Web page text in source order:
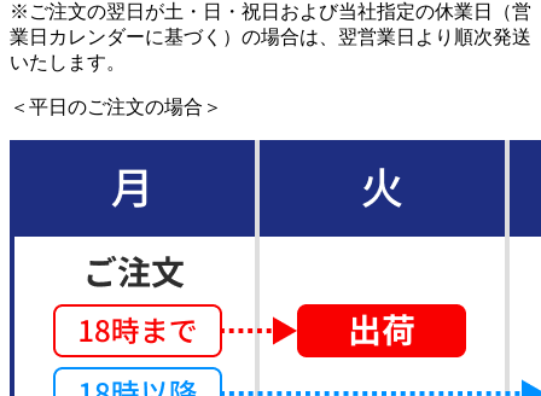
※ご注文の翌日が土・日・祝日および当社指定の休業日（営
業日カレンダーに基づく）の場合は、翌営業日より順次発送
いたします。
＜平日のご注文の場合＞